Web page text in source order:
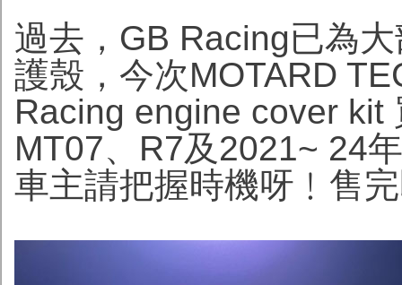
過去，GB Racing已為
護殼，今次MOTARD
Racing engine cover kit
MT07、R7及2021~ 24
車主請把握時機呀﹗售